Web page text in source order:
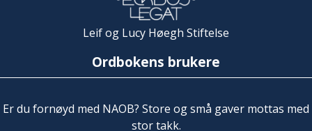
Leif og Lucy Høegh Stiftelse
Ordbokens brukere
Er du fornøyd med NAOB? Store og små gaver mottas med
stor takk.